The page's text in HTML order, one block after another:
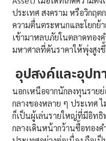
ประเทศ สงคราม หรือวิกฤต
ความตื่นตระหนกและโยกย้
เข้ามาหลบภัยในตลาดทอง
มหาศาลที่ดันราคาให้พุ่งสูงขึ้
อุปสงค์และอุปท
นอกเหนือจากนักลงทุนราย
กลางของหลาย ๆ ประเทศ
ก็เป็นผู้เล่นรายใหญ่ที่มีอิทธิ
กลางเดินหน้ากว้านซื้อทองค